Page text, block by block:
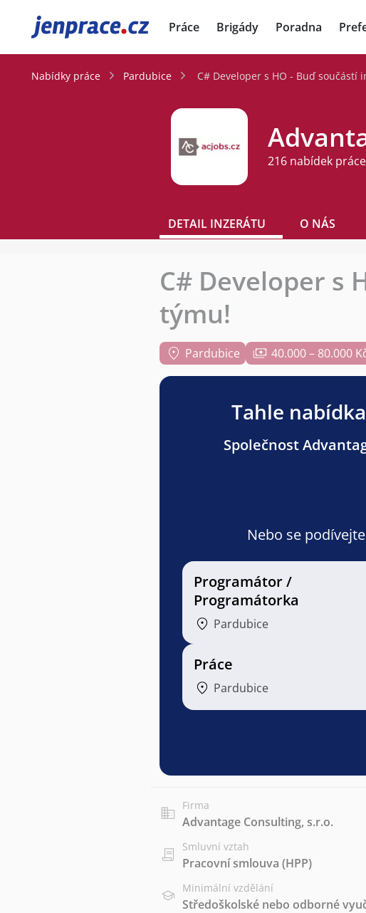
JenPráce.cz Práce Brigády Poradna
Nabídky práce Pardubice C# Developer s HO - Buď součástí
216 nabídek práce
DETAIL INZERÁTU O NÁS
C# Developer s
týmu!
Pardubice 40.000 – 80.000
Tahle
Společnost
Nebo se
Programátor /
Programátorka
Pardubice
Práce
Pardubice
Firma
Advantage Consulting, s.r.o.
Smluvní vztah
Pracovní smlouva (HPP)
Minimální vzdělání
Středoškolské nebo odborné